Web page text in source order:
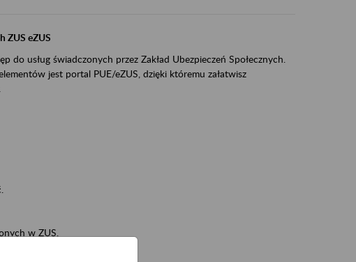
ZUS eZUS
do usług świadczonych przez Zakład Ubezpieczeń Społecznych.
jest portal PUE/eZUS, dzięki któremu załatwisz
w ZUS,